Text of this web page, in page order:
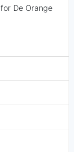
De Orange